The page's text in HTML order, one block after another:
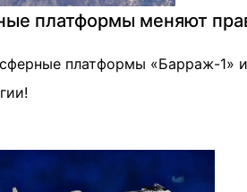
платформы меняют
платформы «Барраж-1»